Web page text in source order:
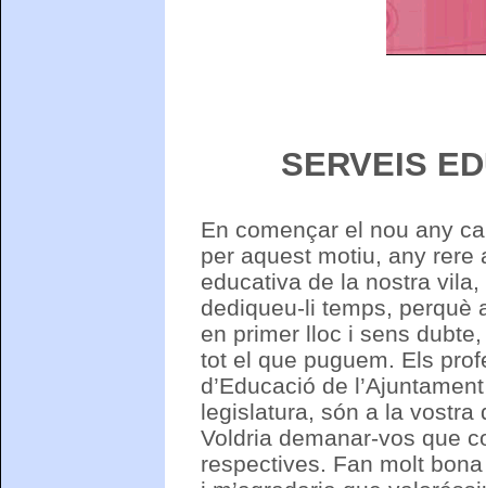
SERVEIS
En començar el nou any
per aquest motiu, any rere
educativa de la nostra
dediqueu-li temps, perquè
en primer lloc i sens
tot el que puguem. Els
d’Educació de
legislatura, són a la vostra
Voldria demanar-vos que
respectives. Fan molt